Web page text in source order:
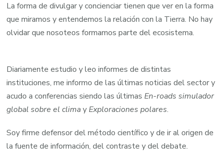
La forma de divulgar y concienciar tienen que ver en la forma
que miramos y entendemos la relación con la Tierra. No hay
olvidar que nosoteos formamos parte del ecosistema.
Diariamente estudio y leo informes de distintas
instituciones, me informo de las últimas noticias del sector y
acudo a conferencias siendo las últimas En-roads simulador
global sobre el climay Exploraciones polares.
Soy firme defensor del método científico y de ir al origen de
la fuente de información, del contraste y del debate.